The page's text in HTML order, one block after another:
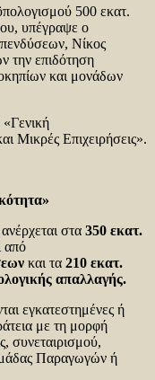
500 εκατ.
υπέγραψε ο
Νίκος
την επιδότηση
και μονάδων
Μικρές Επιχειρήσεις».
στα 350 εκατ.
από
και τα 210 εκατ.
απαλλαγής.
εγκατεστημένες ή
με τη μορφή
συνεταιρισμού,
Παραγωγών ή